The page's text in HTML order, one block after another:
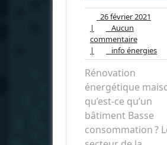
26 février 2021
|
Aucun
commentaireAucun
| info énergiesinfo
Rénovation
énergétique
qu’est-ce qu’un
bâtiment Basse
consommation ?